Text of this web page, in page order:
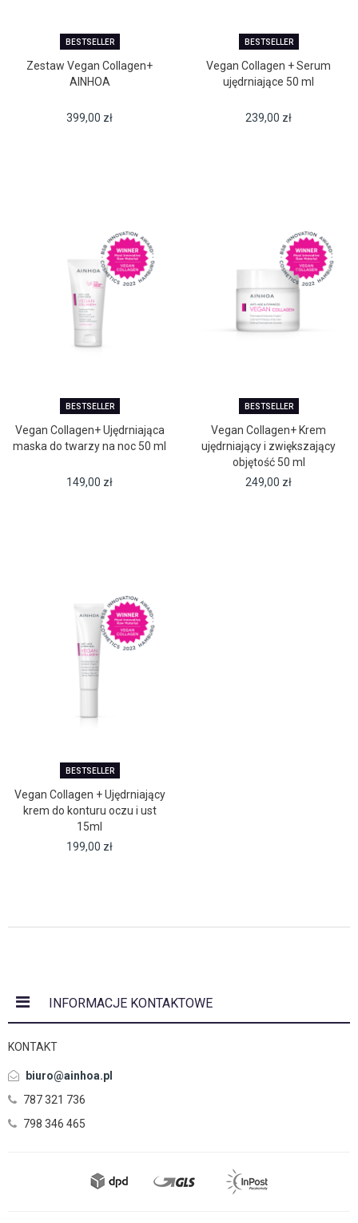
BESTSELLER
Zestaw Vegan Collagen+
AINHOA
399,00 zł
BESTSELLER
Vegan Collagen + Serum
ujędrniające 50 ml
239,00 zł
BESTSELLER
Vegan Collagen+ Ujędrniająca
maska do twarzy na noc 50 ml
149,00 zł
BESTSELLER
Vegan Collagen+ Krem
ujędrniający i zwiększający
objętość 50 ml
249,00 zł
BESTSELLER
Vegan Collagen + Ujędrniający
krem do konturu oczu i ust
15ml
199,00 zł
INFORMACJE KONTAKTOWE
KONTAKT
biuro@ainhoa.pl
787 321 736
798 346 465